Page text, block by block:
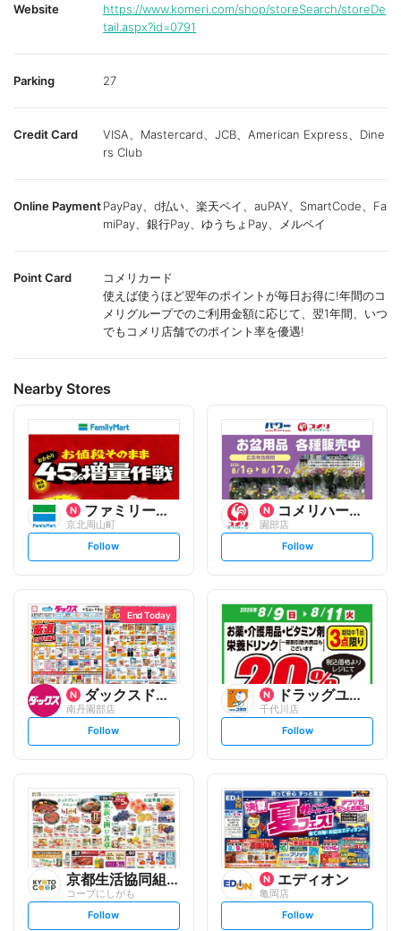
Website
https://www.komeri.com/shop/storeSearch/storeDe
tail.aspx?id=0791
Parking 27
Credit Card
VISA、Mastercard、JCB、American Express、Dine
rs Club
Online PaymentPayPay、d払い、楽天ペイ、auPAY、SmartCode、Fa
miPay、銀行Pay、ゆうちょPay、メルペイ
Point Card
コメリカード
使えば使うほど翌年のポイントが毎日お得に!年間のコ
メリグループでのご利用金額に応じて、翌1年間、いつ
でもコメリ店舗でのポイント率を優遇!
Nearby Stores
ファミリーマート
京北周山町
s
t
l
o
w
Follow
コメリハード&グリーン
園部店
s
t
l
o
w
Follow
End Today
ダックスドラッグ
南丹園部店
s
t
o
w
Follow
ドラッグユタカ
千代川店
s
t
l
o
w
Follow
京都生活協同組合
コープにしがも
s
Follow
エディオン
亀岡店
s
Follow